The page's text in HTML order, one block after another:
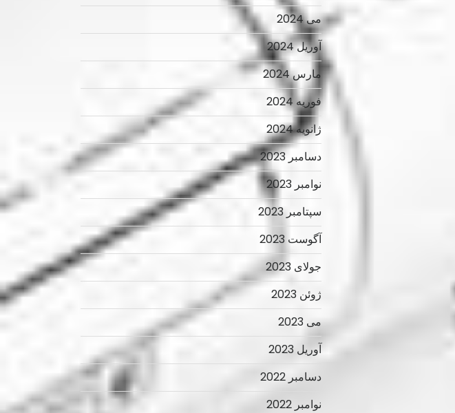
می 2024
آوریل 2024
مارس 2024
فوریه 2024
ژانویه 2024
دسامبر 2023
نوامبر 2023
سپتامبر 2023
آگوست 2023
جولای 2023
ژوئن 2023
می 2023
آوریل 2023
دسامبر 2022
نوامبر 2022